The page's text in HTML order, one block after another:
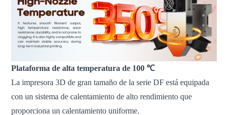
Plataforma de alta temperatura de 100 ℃
La impresora 3D de gran tamaño de la serie DF está equipada
con un sistema de calentamiento de alto rendimiento que
proporciona un calentamiento uniforme.